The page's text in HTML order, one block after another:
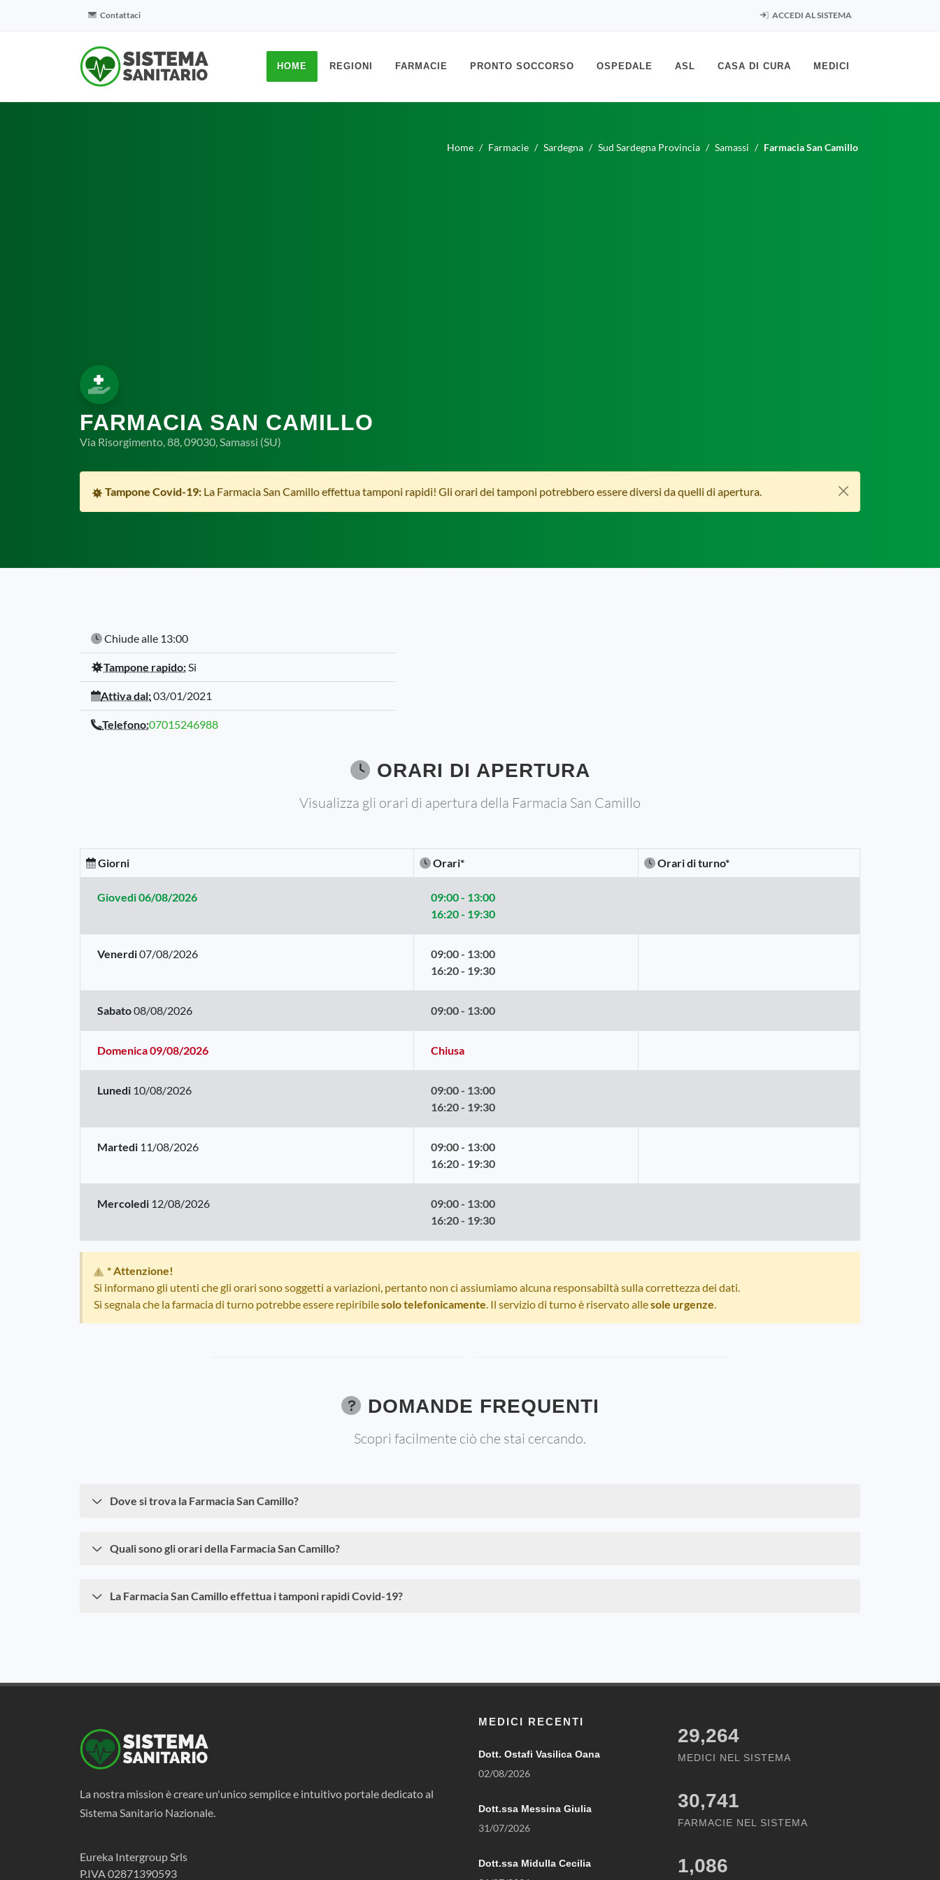
Contattaci ACCEDI AL SISTEMA
HOME REGIONI FARMACIE PRONTO SOCCORSO OSPEDALE ASL CASA DI CURA MEDICI
Home Farmacie Sardegna Sud Sardegna Provincia Samassi Farmacia San Camillo
FARMACIA SAN CAMILLO
Via Risorgimento, 88, 09030, Samassi (SU)
Tampone Covid-19: La Farmacia San Camillo effettua tamponi rapidi! Gli orari dei tamponi potrebbero essere diversi da quelli di apertura.
Chiude alle 13:00
Tampone rapido:Si
Attiva dal:03/01/2021
Telefono:07015246988
ORARI DI APERTURA
Visualizza gli orari di apertura della Farmacia San Camillo
Giorni Orari* Orari di turno*
Giovedi06/08/2026
09:00 - 13:00
16:20 - 19:30
Venerdi07/08/2026
09:00 - 13:00
16:20 - 19:30
Sabato08/08/2026 09:00 - 13:00
Domenica09/08/2026 Chiusa
Lunedi 10/08/2026
09:00 - 13:00
16:20 - 19:30
Martedi 11/08/2026
09:00 - 13:00
16:20 - 19:30
Mercoledi 12/08/2026
09:00 - 13:00
16:20 - 19:30
* Attenzione!
Si informano gli utenti che gli orari sono soggetti a variazioni, pertanto non ci assiumiamo alcuna responsabiltà sulla correttezza dei dati.
Si segnala che la farmacia di turno potrebbe essere repiribilesolo telefonicamente. Il servizio di turno è riservato allesole urgenze.
DOMANDE FREQUENTI
Scopri facilmente ciò che stai cercando.
Dove si trova la Farmacia San Camillo?
Quali sono gli orari della Farmacia San Camillo?
La Farmacia San Camillo effettua i tamponi rapidi Covid-19?
La nostra mission è creare un'unico semplice e intuitivo portale dedicato al
Sistema Sanitario Nazionale.
Eureka Intergroup Srls
P.IVA 02871390593
MEDICI RECENTI
Dott. Ostafi Vasilica Oana
02/08/2026
Dott.ssa Messina Giulia
31/07/2026
Dott.ssa Midulla Cecilia
29,264
MEDICI NEL SISTEMA
30,741
FARMACIE NEL SISTEMA
1,086